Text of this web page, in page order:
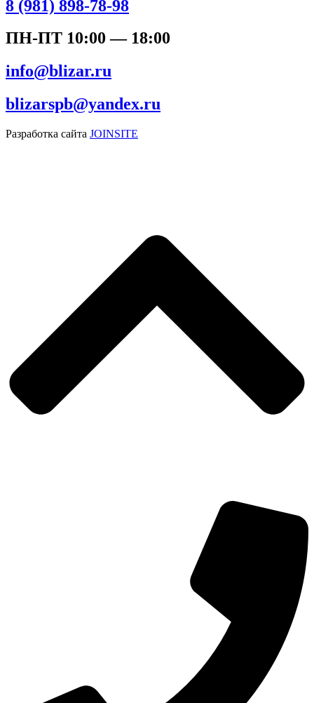
8 (981) 898-78-98
ПН-ПТ 10:00 — 18:00
info@blizar.ru
blizarspb@yandex.ru
Разработка сайта JOINSITE